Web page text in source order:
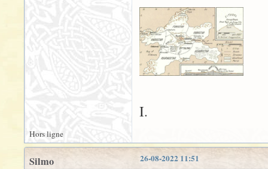
I.
Hors ligne
26-08-2022 11:51
Silmo